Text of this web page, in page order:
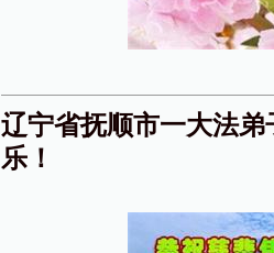
辽宁省抚顺市一大法
乐！